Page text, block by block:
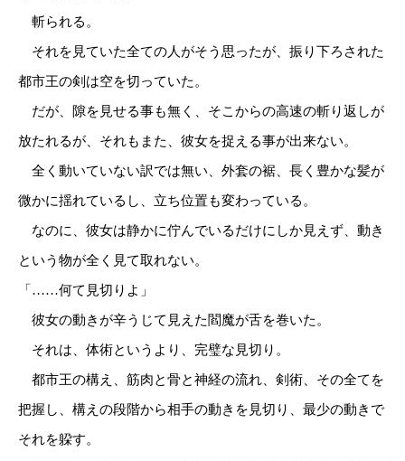
斬られる。
それを見ていた全ての人がそう思ったが、振り下ろされた
都市王の剣は空を切っていた。
だが、隙を見せる事も無く、そこからの高速の斬り返しが
放たれるが、それもまた、彼女を捉える事が出来ない。
全く動いていない訳では無い、外套の裾、長く豊かな髪が
微かに揺れているし、立ち位置も変わっている。
なのに、彼女は静かに佇んでいるだけにしか見えず、動き
という物が全く見て取れない。
「……何て見切りよ」
彼女の動きが辛うじて見えた閻魔が舌を巻いた。
それは、体術というより、完璧な見切り。
都市王の構え、筋肉と骨と神経の流れ、剣術、その全てを
把握し、構えの段階から相手の動きを見切り、最少の動きで
それを躱す。